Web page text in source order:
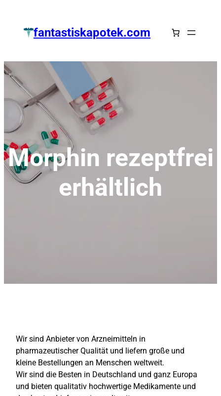
springenfantastiskapotek.com
Morphin rezeptfrei
erhältlich
Wir sind Anbieter von Arzneimitteln in
pharmazeutischer Qualität und liefern große und
kleine Bestellungen an Menschen weltweit.
Wir sind die Besten in Deutschland und ganz Europa
und bieten qualitativ hochwertige Medikamente und